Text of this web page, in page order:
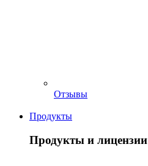
Отзывы
Продукты
Продукты и лицензии